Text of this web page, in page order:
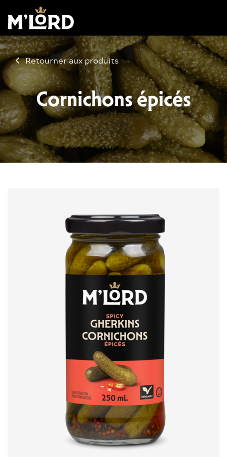
Retourner aux produits
Cornichons épicés